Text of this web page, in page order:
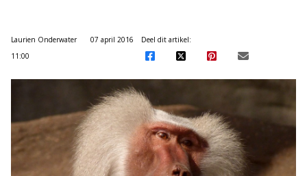
Laurien Onderwater
07 april 2016
11:00
Deel dit artikel: